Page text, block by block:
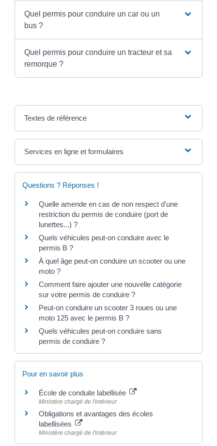
Quel permis pour conduire un car ou un
bus ?
Quel permis pour conduire un tracteur et sa
remorque ?
Textes de référence
Services en ligne et formulaires
Questions ? Réponses !
Quelle amende en cas de non respect d'une
restriction du permis de conduire (port de
lunettes...) ?
Quels véhicules peut-on conduire avec le
permis B ?
À quel âge peut-on conduire un scooter ou une
moto ?
Comment faire ajouter une nouvelle catégorie
sur votre permis de conduire ?
Peut-on conduire un scooter 3 roues ou une
moto 125 avec le permis B ?
Quels véhicules peut-on conduire sans
permis de conduire ?
Pour en savoir plus
École de conduite labellisée
Ministère chargé de l'intérieur
Obligations et avantages des écoles
labellisées
Ministère chargé de l'intérieur